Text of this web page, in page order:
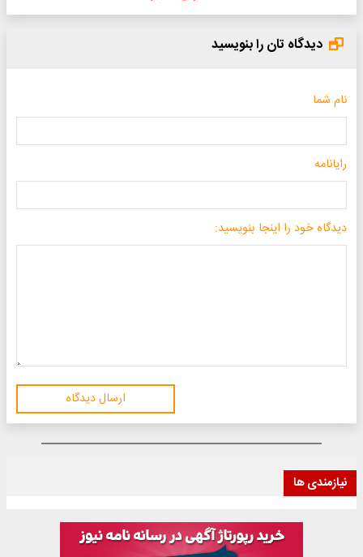
دیدگاه تان را بنویسید
نام شما
رایانامه
دیدگاه خود را اینجا بنویسید:
ارسال دیدگاه
نیازمندی ها